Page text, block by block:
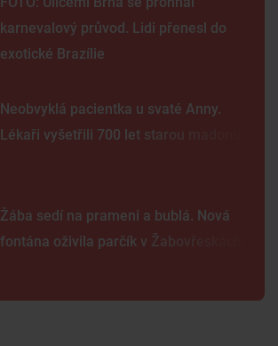
karnevalový průvod. Lidi přenesl do
exotické Brazílie
Neobvyklá pacientka u svaté Anny.
Lékaři vyšetřili 700 let starou madonu
Žába sedí na prameni a bublá. Nová
fontána oživila parčík v Žabovřeskách